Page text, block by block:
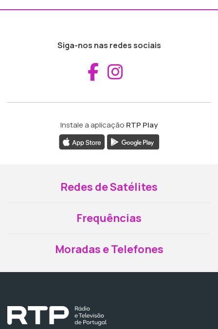
Siga-nos nas redes sociais
Aceder ao
Instale a aplicação RTP Play
Redes de Satélites
Frequências
Moradas e Telefones